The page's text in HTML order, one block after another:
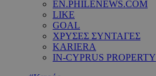
EN.PHILENEWS.COM
LIKE
GOAL
ΧΡΥΣΕΣ ΣΥΝΤΑΓΕΣ
KARIERA
IN-CYPRUS PROPERTY